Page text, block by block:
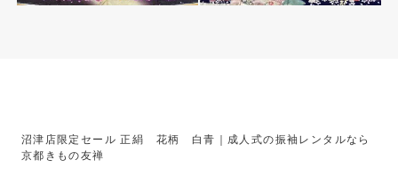
沼津店限定セール 正絹 花柄 白青｜成人式の振袖レンタルなら
京都きもの友禅